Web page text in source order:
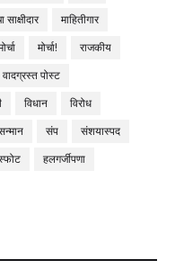
साक्षीदार
माहितीगार
मोर्चा!
राजकीय
वादग्रस्त पोस्ट
विधान
विरोध
संप
संशयास्पद
हलगर्जीपणा